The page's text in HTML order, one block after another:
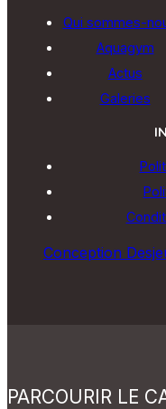
Qui sommes-
Aquagym
Actus
Galeries
Conception
PARCOURIR LE